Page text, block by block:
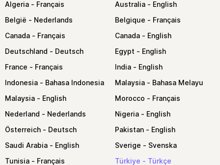
Algeria
Australia
België
Belgique
Canada
Canada
Deutschland
Egypt
France
India
Indonesia
Malaysia
Malaysia
Morocco
Nederland
Nigeria
Österreich
Pakistan
Saudi Arabia
Sverige
Tunisia
Türkiye